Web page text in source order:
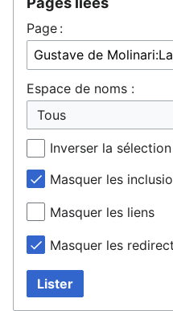
Page :
Espace de noms :
Inverser la sélection
Masquer les
Masquer les liens
Masquer les
Lister